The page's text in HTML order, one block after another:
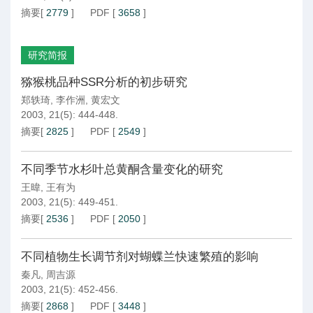
摘要[ 2779 ] PDF [ 3658 ]
研究简报
猕猴桃品种SSR分析的初步研究
郑轶琦 李作洲
黄宏文
2003, 21(5): 444-448.
摘要[ 2825 ] PDF [ 2549 ]
不同季节水杉叶总黄酮含量变化的研究
王暐 王有为
2003, 21(5): 449-451.
摘要[ 2536 ] PDF [ 2050 ]
不同植物生长调节剂对蝴蝶兰快速繁殖的影响
秦凡
周吉源
2003, 21(5): 452-456.
摘要[ 2868 ] PDF [ 3448 ]